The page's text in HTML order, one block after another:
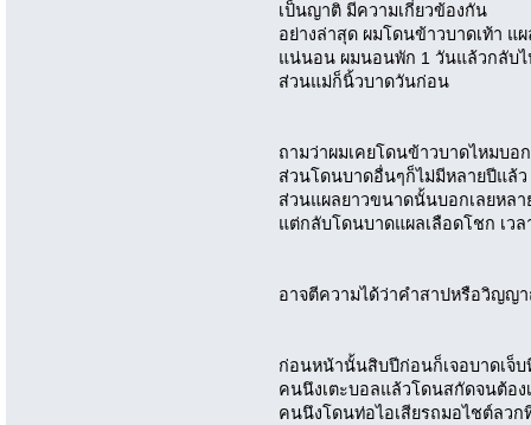
เป็นญาติ มีความเกี่ยวข้องกัน
อย่างล่าสุด ผมโดนข้าวบาดเท้า แผ
แน่นอน ผมนอนพัก 1 วันแล้วกลับ
ส่วนแม่ก็นิ้วบาดวันก่อน
ถามว่าผมเคยโดนข้าวบาดไหมบอ
ส่วนโดนบาดอื่นๆก็ไม่มีหลายปีแล้ว
ส่วนแผลยาวขนาดนั้นบอกเลยหล
แต่กลับโดนบาดแผลเลือดโชก เว
อาจตีความได้ว่าคำสาปหรือวิญ
ก่อนหน้านั้นสิบปีก่อนก็เจอบาดเจ็
คนนึงเตะบอลแล้วโดนสกัดจนต้อง
คนนึงโดนท่อไอเสียรถมอไชต์ลวก